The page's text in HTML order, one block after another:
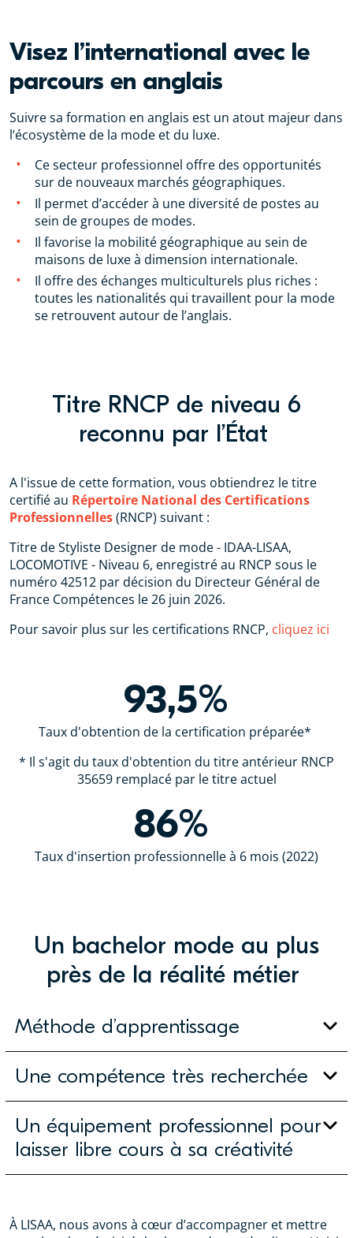
Visez l’international avec le
parcours en anglais
Suivre sa formation en anglais est un atout majeur dans
l’écosystème de la mode et du luxe.
Ce secteur professionnel offre des opportunités
sur de nouveaux marchés géographiques.
Il permet d’accéder à une diversité de postes au
sein de groupes de modes.
Il favorise la mobilité géographique au sein de
maisons de luxe à dimension internationale.
Il offre des échanges multiculturels plus riches :
toutes les nationalités qui travaillent pour la mode
se retrouvent autour de l’anglais.
Titre RNCP de niveau 6
reconnu par l’État
A l'issue de cette formation, vous obtiendrez le titre
certifié au Répertoire National des Certifications
Professionnelles(RNCP) suivant :
Titre de Styliste Designer de mode - IDAA-LISAA,
LOCOMOTIVE - Niveau 6, enregistré au RNCP sous le
numéro 42512 par décision du Directeur Général de
France Compétences le 26 juin 2026.
Pour savoir plus sur les certifications RNCP, cliquez ici
93,5%
Taux d'obtention de la certification préparée*
* Il s'agit du taux d'obtention du titre antérieur RNCP
35659 remplacé par le titre actuel
86%
Taux d'insertion professionnelle à 6 mois (2022)
Un bachelor mode au plus
près de la réalité métier
Méthode d’apprentissage
Une compétence très recherchée
Un équipement professionnel pour
laisser libre cours à sa créativité
À LISAA, nous avons à cœur d’accompagner et mettre